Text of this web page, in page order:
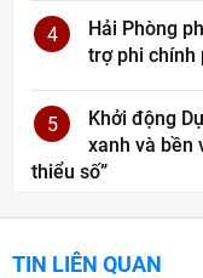
4
Hải Phòng
trợ phi chính
5
Khởi động
xanh và bền
thiểu số”
TIN LIÊN QUAN